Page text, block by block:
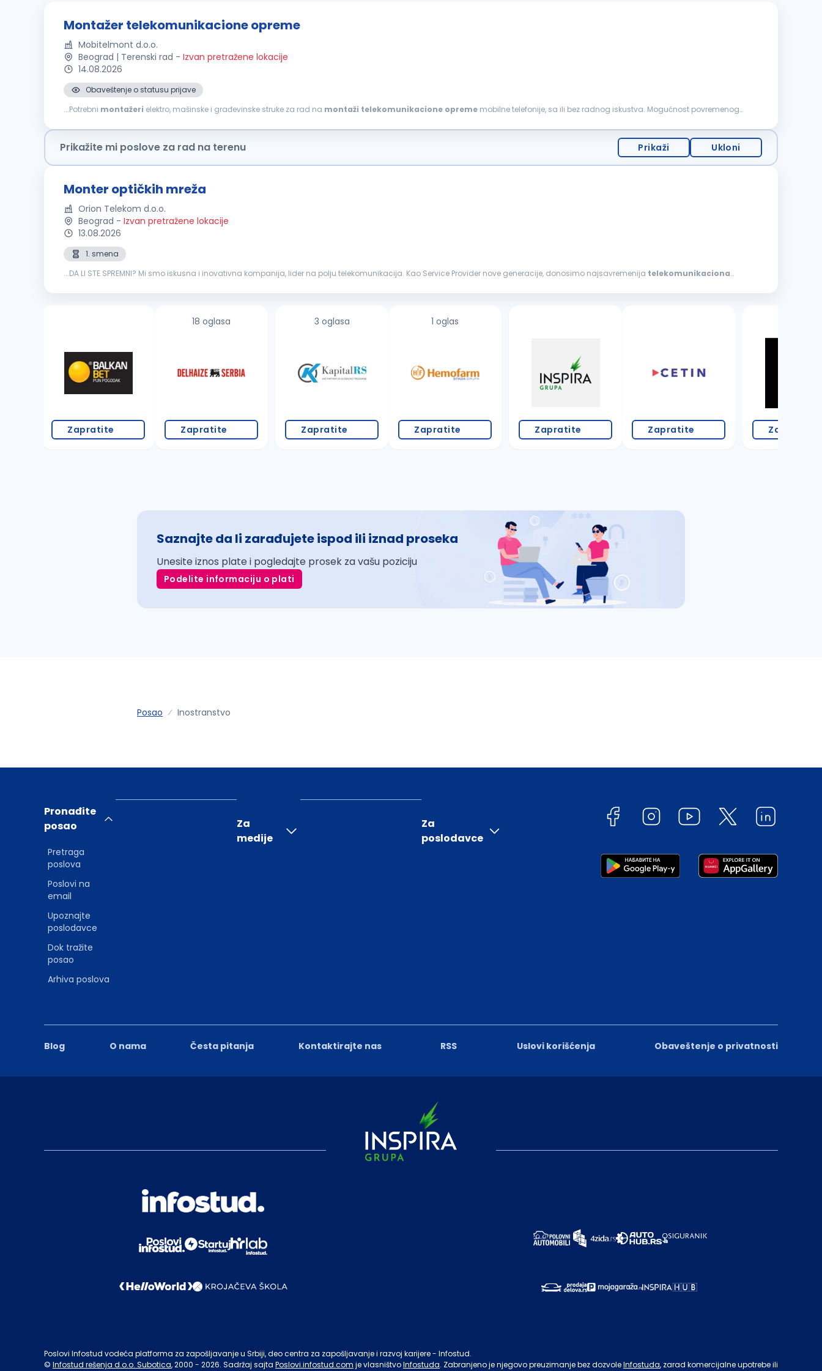
Montažer telekomunikacione opreme
Mobitelmont d.o.o.
Beograd | Terenski rad - Izvan pretražene lokacije
14.08.2026
Obaveštenje o statusu prijave
...Potrebni montažeri elektro, mašinske i građevinske struke za rad na montaži telekomunikacione opreme mobilne telefonije, sa ili bez radnog iskustva. Mogućnost povremenog
Prikažite mi poslove za rad na terenu Prikaži Ukloni
Monter optičkih mreža
Orion Telekom d.o.o.
Beograd - Izvan pretražene lokacije
13.08.2026
1. smena
...DA LI STE SPREMNI? Mi smo iskusna i inovativna kompanija, lider na polju telekomunikacija. Kao Service Provider nove generacije, donosimo najsavremenija telekomunikaciona
Zapratite
18 oglasa
Zapratite
3 oglasa
Zapratite
1 oglas
Zapratite Zapratite Zapratite Zapratite
Saznajte da li zarađujete ispod ili iznad proseka
Unesite iznos plate i pogledajte prosek za vašu poziciju
Podelite informaciju o plati
Posao Inostranstvo
Blog O nama Česta pitanja Kontaktirajte nas RSS Uslovi korišćenja Obaveštenje o privatnosti
Pronađite
posao
Pretraga
poslova
Poslovi na
email
Upoznajte
poslodavce
Dok tražite
posao
Arhiva poslova
Za
medije
Za
poslodavce
Poslovi Infostud vodeća platforma za zapošljavanje u Srbiji, deo centra za zapošljavanje i razvoj karijere - Infostud.
© Infostud rešenja d.o.o. Subotica, 2000 - 2026. Sadržaj sajta Poslovi.infostud.com je vlasništvoInfostuda. Zabranjeno je njegovo preuzimanje bez dozvoleInfostuda, zarad komercijalne upotrebe ili